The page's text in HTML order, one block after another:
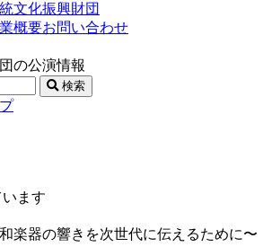
文化振興財団
概要お問い合わせ
の公演情報
検索
ます
楽器の響きを次世代に伝えるために〜